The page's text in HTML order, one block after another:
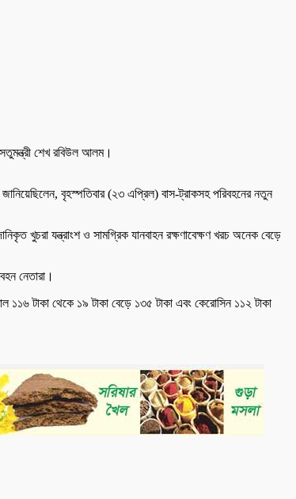
শেখ রবিউল আলম।
বৃহস্পতিবার (২৩ এপ্রিল) বাস-ট্রাকসহ পরিবহনের নতুন
খুচরা যন্ত্রাংশ ও সামগ্রিক যানবাহন রক্ষণাবেক্ষণ খরচ অনেক বেড়ে
নেতারা।
১১৬ টাকা থেকে ১৯ টাকা বেড়ে ১৩৫ টাকা এবং কেরোসিন ১১২ টাকা